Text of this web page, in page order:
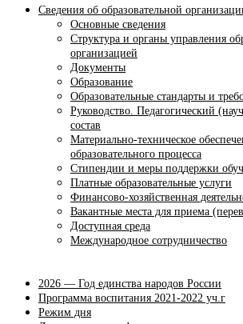
Сведения об образовательной
Основные сведения
Структура и органы управления
организацией
Документы
Образование
Образовательные стандарты и
Руководство. Педагогический
состав
Материально-техническое
образовательного процесса
Стипендии и меры поддержки
Платные образовательные услуги
Финансово-хозяйственная
Вакантные места для приема
Доступная среда
Международное сотрудничество
2026 — Год единства народов России
Программа воспитания 2021-2022 уч.г
Режим дня